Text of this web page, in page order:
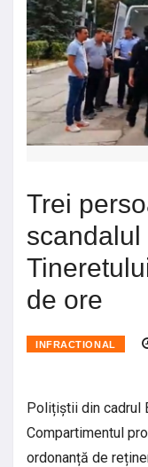
Trei
scandalul
de ore
INFRACTIONAL
Polițiștii din cadrul
Compartimentul
ordonanță de